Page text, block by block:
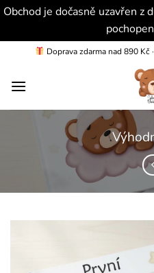
Obchod je dočasně uzavřen z
Přeskočit
obsah
Doprava zdarma nad 890 Kč ·